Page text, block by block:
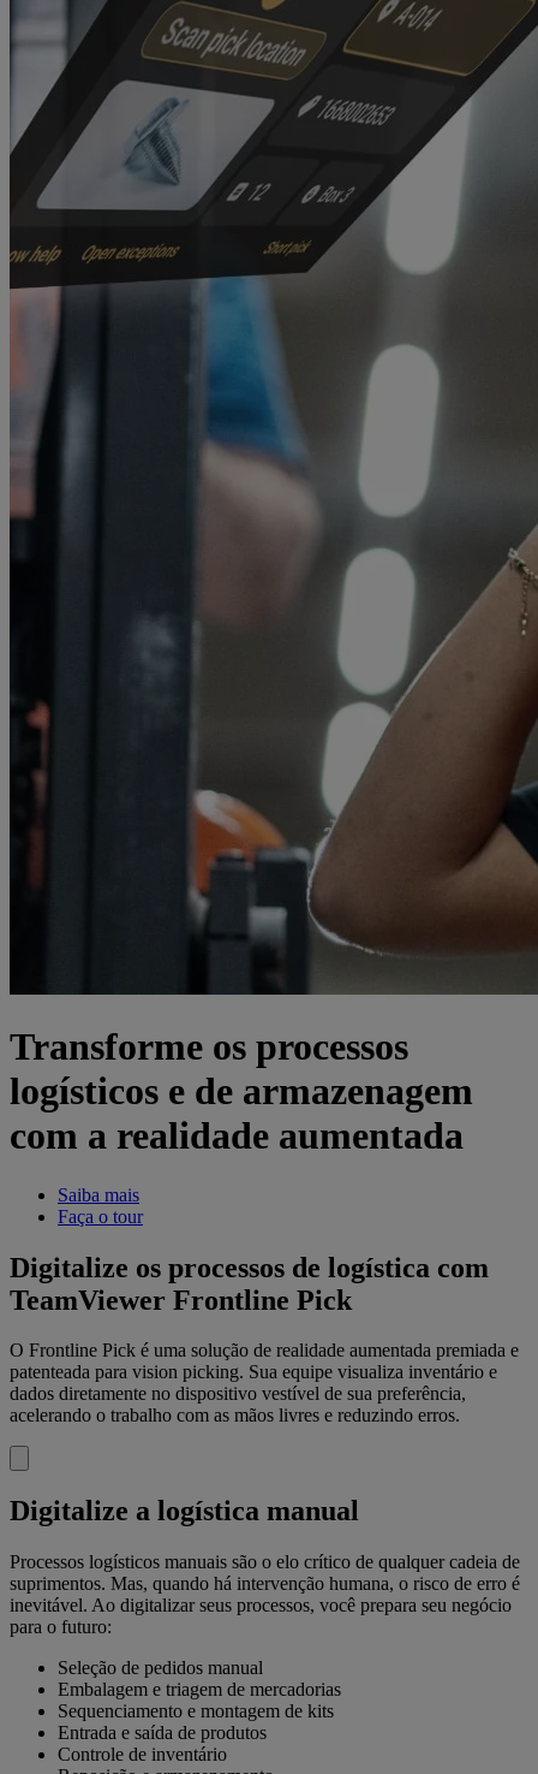
Transforme os processos
logísticos e de armazenagem
com a realidade aumentada
Saiba mais
Faça o tour
Digitalize os processos de logística com
TeamViewer Frontline Pick
O Frontline Pick é uma solução de realidade aumentada premiada e
patenteada para vision picking. Sua equipe visualiza inventário e
dados diretamente no dispositivo vestível de sua preferência,
acelerando o trabalho com as mãos livres e reduzindo erros.
Digitalize a logística manual
Processos logísticos manuais são o elo crítico de qualquer cadeia de
suprimentos. Mas, quando há intervenção humana, o risco de erro é
inevitável. Ao digitalizar seus processos, você prepara seu negócio
para o futuro:
Seleção de pedidos manual
Embalagem e triagem de mercadorias
Sequenciamento e montagem de kits
Entrada e saída de produtos
Controle de inventário